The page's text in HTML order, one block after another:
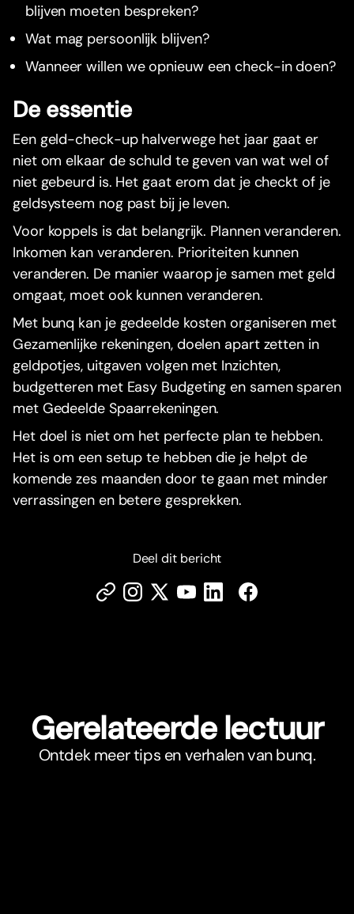
blijven moeten bespreken?
Wat mag persoonlijk blijven?
Wanneer willen we opnieuw een check-in doen?
De essentie
Een geld-check-up halverwege het jaar gaat er
niet om elkaar de schuld te geven van wat wel of
niet gebeurd is. Het gaat erom dat je checkt of je
geldsysteem nog past bij je leven.
Voor koppels is dat belangrijk. Plannen veranderen.
Inkomen kan veranderen. Prioriteiten kunnen
veranderen. De manier waarop je samen met geld
omgaat, moet ook kunnen veranderen.
Met bunq kan je gedeelde kosten organiseren met
Gezamenlijke rekeningen, doelen apart zetten in
geldpotjes, uitgaven volgen met Inzichten,
budgetteren met Easy Budgeting en samen sparen
met Gedeelde Spaarrekeningen.
Het doel is niet om het perfecte plan te hebben.
Het is om een setup te hebben die je helpt de
komende zes maanden door te gaan met minder
verrassingen en betere gesprekken.
Deel dit bericht
Gerelateerde lectuur
Ontdek meer tips en verhalen van bunq.